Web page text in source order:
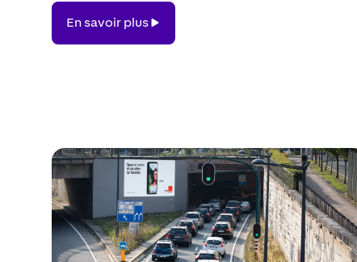
savoir
En savoir plus